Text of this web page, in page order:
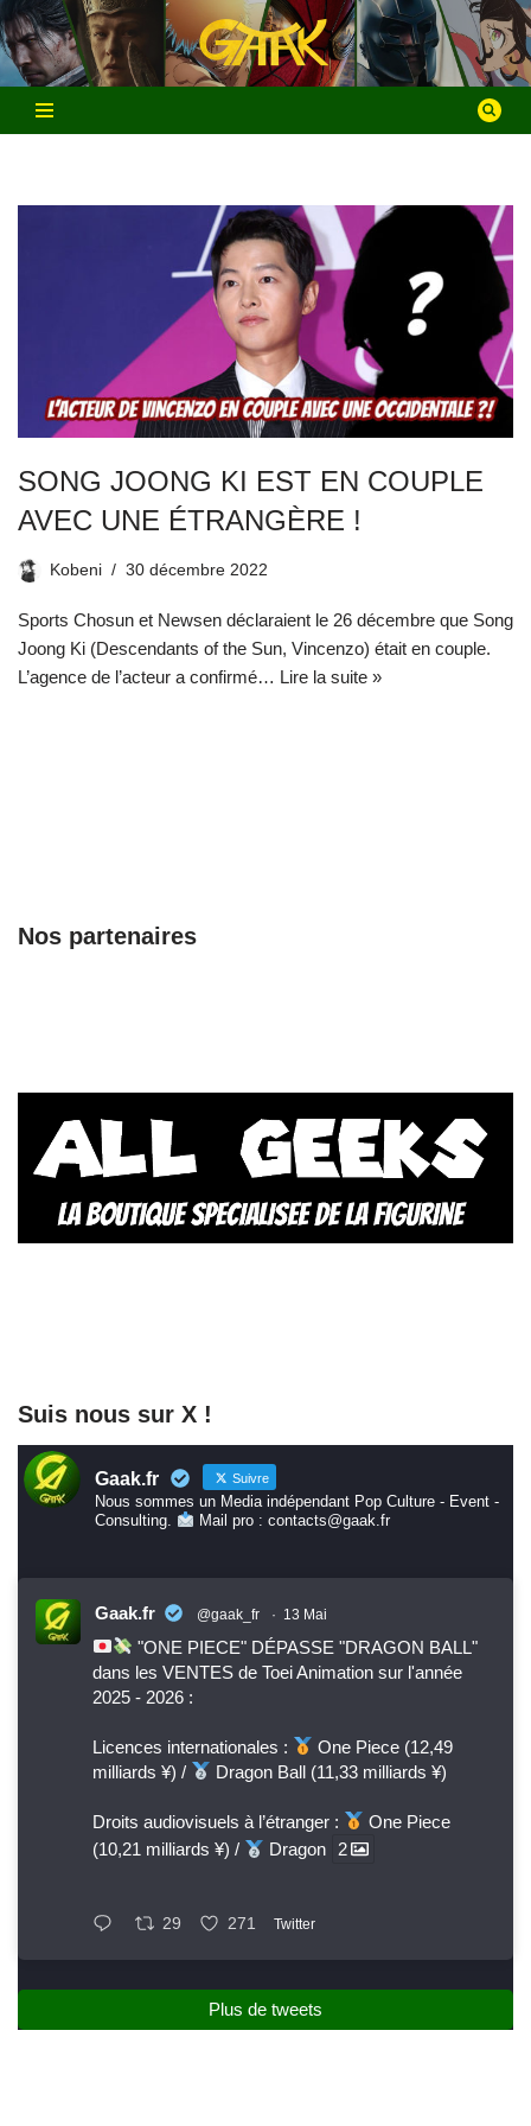
Aller
au
contenu
SONG JOONG KI EST EN COUPLE
AVEC UNE ÉTRANGÈRE !
Kobeni 30 décembre 2022
Sports Chosun et Newsen déclaraient le 26 décembre que Song
Joong Ki (Descendants of the Sun, Vincenzo) était en couple.
L’agence de l’acteur a confirmé… Lire la suite »
Nos partenaires
Suis nous sur X !
Gaak.fr Suivre
Nous sommes un Media indépendant Pop Culture - Event -
Consulting.
Mail pro : contacts@gaak.fr
Gaak.fr @gaak_fr · 13 Mai
"ONE PIECE" DÉPASSE "DRAGON BALL"
dans les VENTES de Toei Animation sur l'année
2025 - 2026 :
Licences internationales :
One Piece (12,49
milliards ¥) /
Dragon Ball (11,33 milliards ¥)
Droits audiovisuels à l’étranger :
One Piece
(10,21 milliards ¥) /
Dragon 2
29 271 Twitter
Plus de tweets